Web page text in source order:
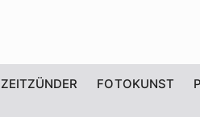
ZEITZÜNDER FOTOKUNST